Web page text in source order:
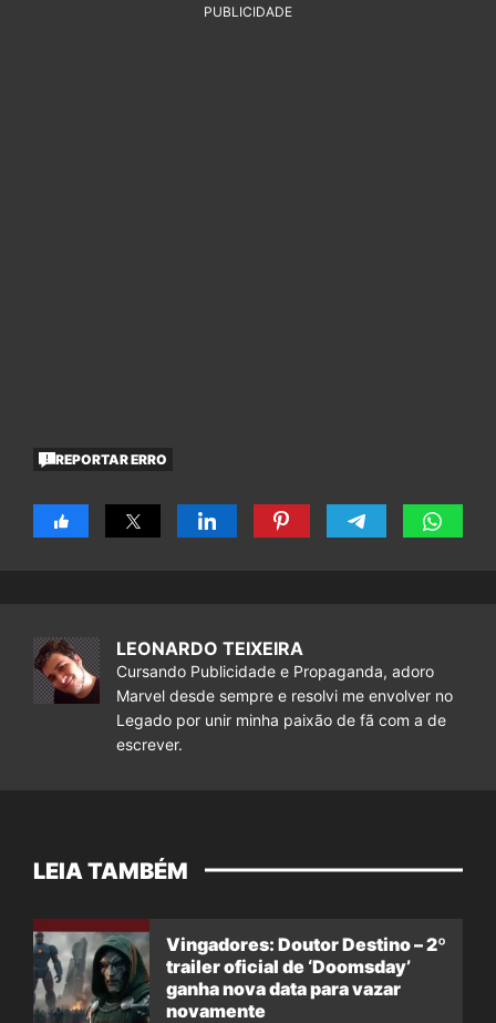
PUBLICIDADE
REPORTAR ERRO
LEONARDO TEIXEIRA
Cursando Publicidade e Propaganda, adoro
Marvel desde sempre e resolvi me envolver no
Legado por unir minha paixão de fã com a de
escrever.
LEIA TAMBÉM
Vingadores: Doutor Destino – 2º
trailer oficial de ‘Doomsday’
ganha nova data para vazar
novamente